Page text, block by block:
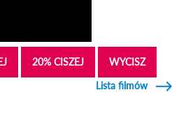
20% CISZEJ
WYCISZ
Lista filmów